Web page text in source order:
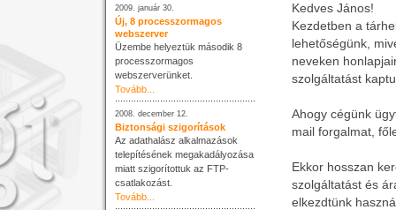
2009. január 30.
Új, 8 processzormagos
webszerver
Üzembe helyeztük második 8
processzormagos
webszerverünket.
Tovább...
2008. december 12.
Biztonsági szigorítások
Az adathalász alkalmazások
telepítésének megakadályozása
miatt szigorítottuk az FTP-
csatlakozást.
Tovább...
Kedves János!
Kezdetben a
lehetőségünk,
neveken
szolgáltatást
Ahogy cégünk
mail forgalmat,
Ekkor hosszan
szolgáltatást és
elkezdtünk